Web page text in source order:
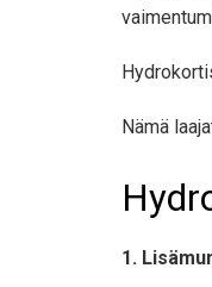
Nämä
1.